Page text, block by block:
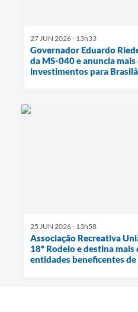
27 JUN 2026 - 13h33
Governador Eduardo
da MS-040 e anuncia
investimentos para
25 JUN 2026 - 13h58
Associação Recreativa
18º Rodeio e destina mais
entidades beneficentes